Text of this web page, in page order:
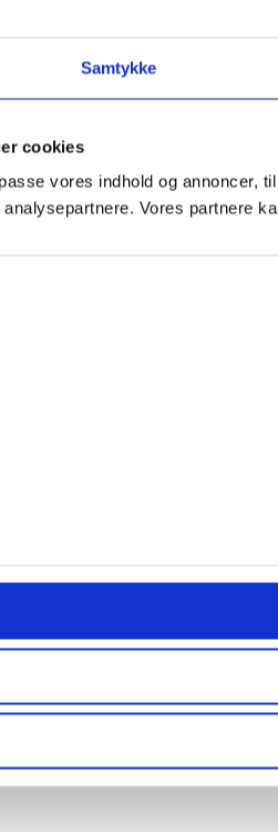
Samtykke
cookies
vores indhold og annoncer,
Vores partnere